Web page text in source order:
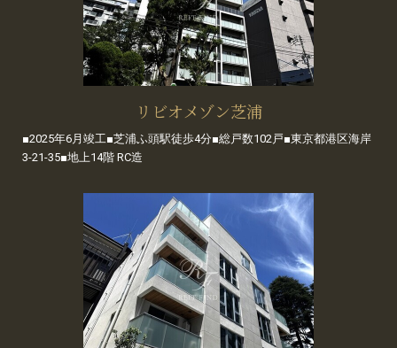
リビオメゾン芝浦
■2025年6月竣工■芝浦ふ頭駅徒歩4分■総戸数102戸■東京都港区海岸
3-21-35■地上14階 RC造